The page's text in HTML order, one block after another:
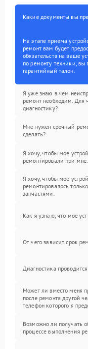
Какие документы вы
На этапе приема
ремонт вам будет
обязательств на ваше
по ремонту техники, вы
гарантийный талон.
Я уже знаю в чем
ремонт необходим. Для
диагностику?
Мне нужен срочный
сделать?
Я хочу, чтобы мое
ремонтировали при мне.
Я хочу, чтобы мое
ремонтировалось
запчастями.
Как я узнаю, что мое
От чего зависит срок
Диагностика
Может ли вместо меня
после ремонта другой
телефон которого я
Возможно ли получать
процессе выполнения